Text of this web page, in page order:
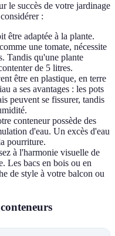
le succès de votre jardinage
:
être adaptée à la plante.
une tomate, nécessite
Tandis qu'une plante
de 5 litres.
être en plastique, en terre
a ses avantages : les pots
peuvent se fissurer, tandis
conteneur possède des
d'eau. Un excès d'eau
pourriture.
à l'harmonie visuelle de
Les bacs en bois ou en
de style à votre balcon ou